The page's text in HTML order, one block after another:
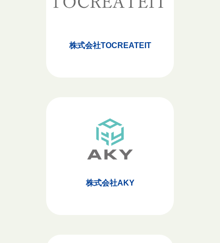
株式会社TOCREATEIT
株式会社AKY